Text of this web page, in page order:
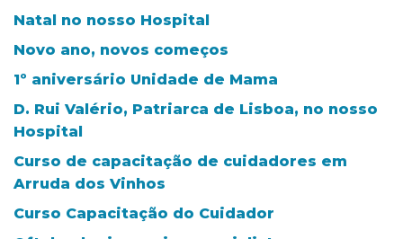
Natal no nosso Hospital
Novo ano, novos começos
1º aniversário Unidade de Mama
D. Rui Valério, Patriarca de Lisboa, no nosso
Hospital
Curso de capacitação de cuidadores em
Arruda dos Vinhos
Curso Capacitação do Cuidador